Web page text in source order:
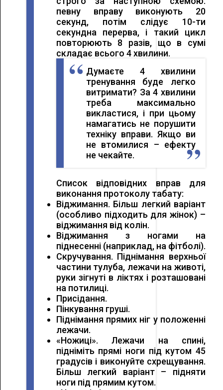
певну вправу виконують 20
секунд, потім слідує 10-ти
секундна перерва, і такий цикл
повторюють 8 разів, що в сумі
складає всього 4 хвилини.
Думаєте 4 хвилини
тренування буде легко
витримати? За 4 хвилини
треба максимально
викластися, і при цьому
намагатись не порушити
техніку вправи. Якщо ви
не втомилися – ефекту
не чекайте.
Список відповідних вправ для
виконання протоколу табату:
Віджимання. Більш легкий варіант
(особливо підходить для жінок) –
віджимання від колін.
Віджимання з ногами на
піднесенні (наприклад, на фітболі).
Скручування. Піднімання верхньої
частини тулуба, лежачи на животі,
руки зігнуті в ліктях і розташовані
на потилиці.
Присідання.
Пінкування груші.
Піднімання прямих ніг у положенні
лежачи.
«Ножиці». Лежачи на спині,
підніміть прямі ноги під кутом 45
градусів і виконуйте схрещування.
Більш легкий варіант – підняти
ноги під прямим кутом.